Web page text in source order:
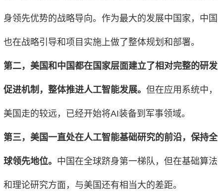
身领先优势的战略导向。作为最大的发展中国家，中国
也在战略引导和项目实施上做了整体规划和部署。
第二，美国和中国都在国家层面建立了相对完整的研发
促进机制，整体推进人工智能发展。 但在应用系统中，
美国走的较远，已经开始将AI装备到军事领域。
第三，美国一直处在人工智能基础研究的前沿，保持全
球领先地位。 中国在全球跻身第一梯队，但在基础算法
和理论研究方面，与美国还有相当大的差距。